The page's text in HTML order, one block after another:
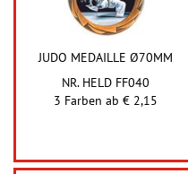
JUDO MEDAILLE Ø70MM
NR. HELD FF040
3 Farben ab € 2,15